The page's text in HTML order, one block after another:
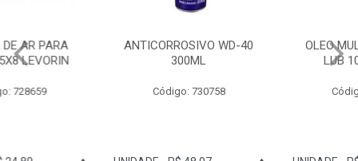
ANTICORROSIVO WD-40
OLEO MULTIUSO WHITE